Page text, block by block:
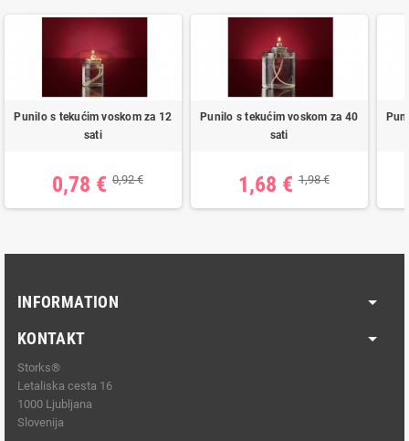
Punilo s tekućim voskom za 12
sati
0,78 € 0,92 €
Punilo s tekućim voskom za 40
sati
1,68 € 1,98 €
INFORMATION
KONTAKT
Storks®
Letaliska cesta 16
1000 Ljubljana
Slovenija